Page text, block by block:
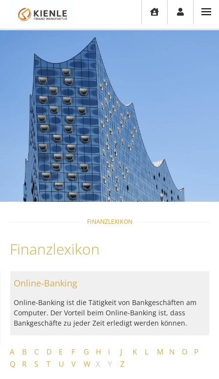
FINANZLEXIKON
Finanzlexikon
A B C D E F G H I J K L M N O
P
Q
R S T U V W X Y Z
Online-Banking
Online-Banking ist die Tätigkeit von Bankgeschäften am
Computer. Der Vorteil beim Online-Banking ist, dass
Bankgeschäfte zu jeder Zeit erledigt werden können.